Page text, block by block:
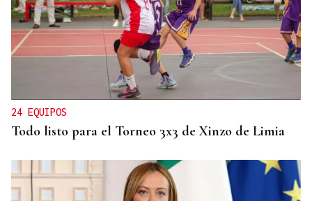
BIOGRAFÍAS
Jesusa Prado López, la fuerza ourensana que
iluminó La Habana
24 EQUIPOS
Todo listo para el Torneo 3x3 de Xinzo de Limia